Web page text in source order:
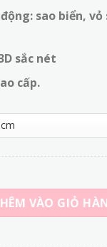
sao biển, vỏ
sắc nét
cấp.
3D Họa Tiết Hè
VÀO GIỎ